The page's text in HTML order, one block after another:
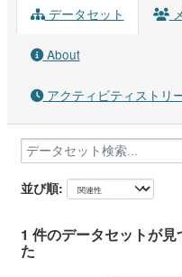
データセット
About
アクティビティストリ
並び順
1 件のデータセットが見
た